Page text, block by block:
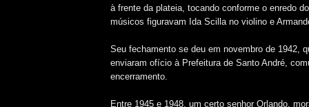
à frente da plateia, tocando conforme o enredo
músicos figuravam Ida Scilla no violino e
Seu fechamento se deu em novembro de 1942,
enviaram ofício à Prefeitura de Santo André,
encerramento.
Entre 1945 e 1948, um certo senhor Orlando,